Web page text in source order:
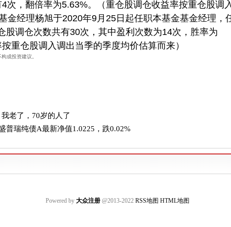
次，翻倍率为5.63%。（重仓股调仓收益率按重仓股调
金经理杨旭于2020年9月25日起任职本基金基金经理，
股调仓次数共有30次，其中盈利次数为14次，胜率为
重仓股调入调出当季的季度均价估算而来）
成投资建议。
老了，70岁的人了
普瑞纯债A最新净值1.0225，跌0.02%
Powered by 大众注册 @2013-2022 RSS地图 HTML地图